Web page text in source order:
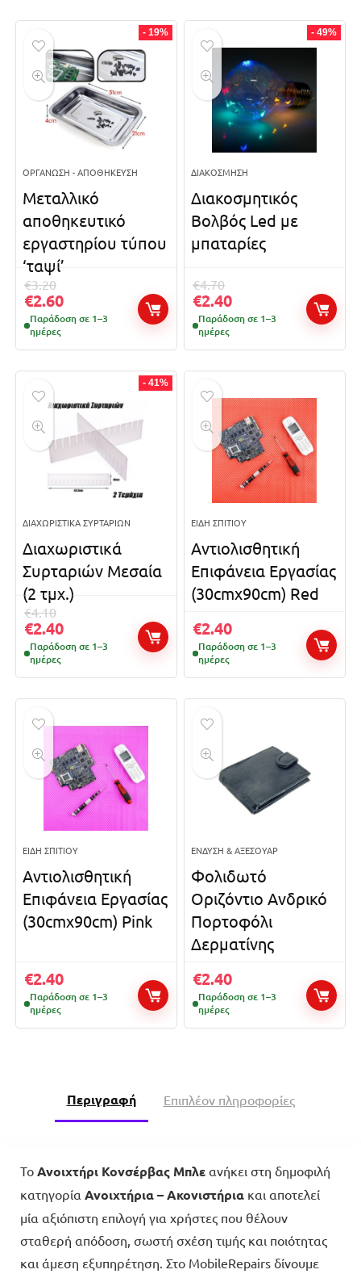
- 19%
ΟΡΓΆΝΩΣΗ - ΑΠΟΘΉΚΕΥΣΗ
Μεταλλικό
αποθηκευτικό
εργαστηρίου τύπου
‘ταψί’
€3.20
€2.60
Παράδοση σε 1–3
ημέρες
- 49%
ΔΙΑΚΌΣΜΗΣΗ
Διακοσμητικός
Βολβός Led με
μπαταρίες
€4.70
€2.40
Παράδοση σε 1–3
ημέρες
- 41%
ΔΙΑΧΩΡΙΣΤΙΚΆ ΣΥΡΤΑΡΙΏΝ
Διαχωριστικά
Συρταριών Μεσαία
(2 τμχ.)
€4.10
€2.40
Παράδοση σε 1–3
ημέρες
ΕΊΔΗ ΣΠΙΤΙΟΎ
Αντιολισθητική
Επιφάνεια Εργασίας
(30cmx90cm) Red
€2.40
Παράδοση σε 1–3
ημέρες
ΕΊΔΗ ΣΠΙΤΙΟΎ
Αντιολισθητική
Επιφάνεια Εργασίας
(30cmx90cm) Pink
€2.40
Παράδοση σε 1–3
ημέρες
ΈΝΔΥΣΗ & ΑΞΕΣΟΥΆΡ
Φολιδωτό
Οριζόντιο Ανδρικό
Πορτοφόλι
Δερματίνης
€2.40
Παράδοση σε 1–3
ημέρες
Περιγραφή Επιπλέον πληροφορίες
Το Ανοιχτήρι Κονσέρβας Μπλεανήκει στη δημοφιλή
κατηγορία Ανοιχτήρια – Ακονιστήρια και αποτελεί
μία αξιόπιστη επιλογή για χρήστες που θέλουν
σταθερή απόδοση, σωστή σχέση τιμής και ποιότητας
και άμεση εξυπηρέτηση. Στο MobileRepairs δίνουμε